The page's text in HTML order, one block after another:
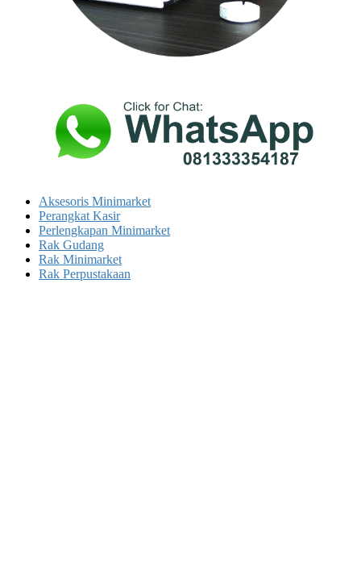
Aksesoris Minimarket
Perangkat Kasir
Perlengkapan Minimarket
Rak Gudang
Rak Minimarket
Rak Perpustakaan